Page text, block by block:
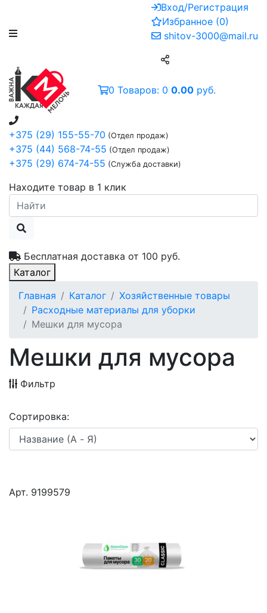
Вход/Регистрация
Избранное (0)
shitov-3000@mail.ru
+375 (29) 155-55-70 (Отдел продаж)
+375 (44) 568-74-55 (Отдел продаж)
+375 (29) 674-74-55 (Служба доставки)
Находите товар в 1 клик
Бесплатная доставка от 100 руб.
0 Товаров: 0 0.00 руб.
Каталог
Главная
Каталог
Хозяйственные товары
Расходные материалы для уборки
Мешки для мусора
Мешки для мусора
Фильтр
Сортировка:
Арт. 9199579